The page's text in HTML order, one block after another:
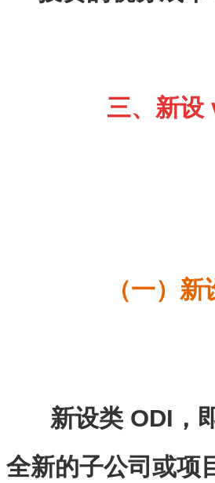
三、新设
（一）
新设类 ODI，
全新的子公司或项